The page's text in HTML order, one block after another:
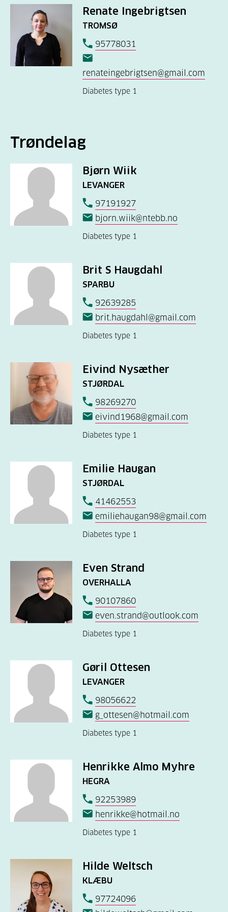
Renate Ingebrigtsen
TROMSØ
95778031
renateingebrigtsen@gmail.com
Diabetes type 1
Trøndelag
Bjørn Wiik
LEVANGER
97191927
bjorn.wiik@ntebb.no
Diabetes type 1
Brit S Haugdahl
SPARBU
92639285
brit.haugdahl@gmail.com
Diabetes type 1
Eivind Nysæther
STJØRDAL
98269270
eivind1968@gmail.com
Diabetes type 1
Emilie Haugan
STJØRDAL
41462553
emiliehaugan98@gmail.com
Diabetes type 1
Even Strand
OVERHALLA
90107860
even.strand@outlook.com
Diabetes type 1
Gøril Ottesen
LEVANGER
98056622
g_ottesen@hotmail.com
Diabetes type 1
Henrikke Almo Myhre
HEGRA
92253989
henrikke@hotmail.no
Diabetes type 1
Hilde Weltsch
KLÆBU
97724096